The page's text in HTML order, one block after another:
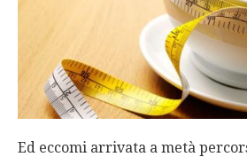
Ed eccomi arrivata a metà